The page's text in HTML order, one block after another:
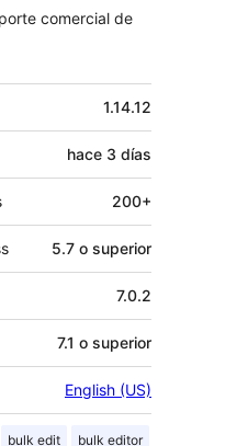
comercial de
1.14.12
hace 3 días
200+
5.7 o superior
7.0.2
7.1 o superior
English (US)
bulk edit bulk editor